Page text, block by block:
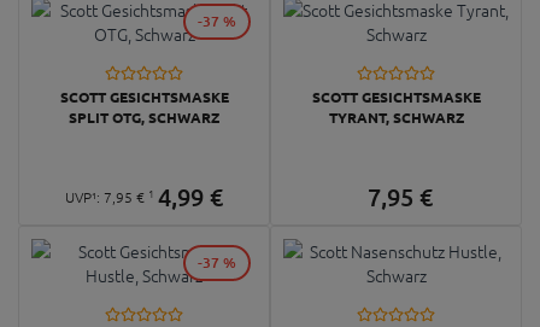
SCOTT GESICHTSMASKE
SPLIT OTG, SCHWARZ
UVP¹: 7, 95 € 1 4,99€
-37 %
SCOTT GESICHTSMASKE
TYRANT, SCHWARZ
7,95 €
-37 %